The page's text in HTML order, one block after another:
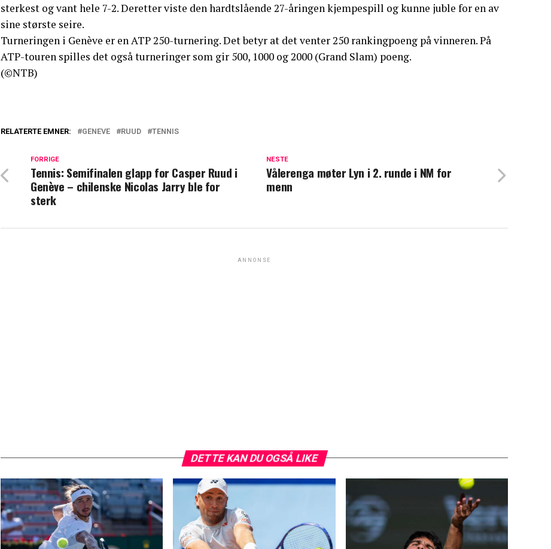
sterkest og vant hele 7-2. Deretter viste den hardtslående 27-åringen kjempespill og kunne juble for en av
sine største seire.
Turneringen i Genève er en ATP 250-turnering. Det betyr at det venter 250 rankingpoeng på vinneren. På
ATP-touren spilles det også turneringer som gir 500, 1000 og 2000 (Grand Slam) poeng.
(©NTB)
RELATERTE EMNER: GENEVE RUUD TENNIS
NESTE
Vålerenga møter Lyn i 2. runde i NM for
menn
FORRIGE
Tennis: Semifinalen glapp for Casper Ruud i
Genève – chilenske Nicolas Jarry ble for
sterk
ANNONSE
DETTE KAN DU OGSÅ LIKE